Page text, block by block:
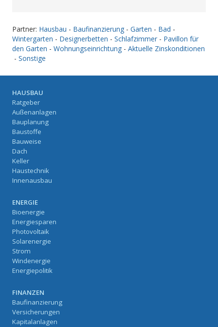
Partner: Hausbau - Baufinanzierung - Garten - Bad -
Wintergarten - Designerbetten - Schlafzimmer - Pavillon für
den Garten - Wohnungseinrichtung - Aktuelle Zinskonditionen
- Sonstige
HAUSBAU
Ratgeber
Außenanlagen
Bauplanung
Baustoffe
Bauweise
Dach
Keller
Haustechnik
Innenausbau
ENERGIE
Bioenergie
Energiesparen
Photovoltaik
Solarenergie
Strom
Windenergie
Energiepolitik
FINANZEN
Baufinanzierung
Versicherungen
Kapitalanlagen